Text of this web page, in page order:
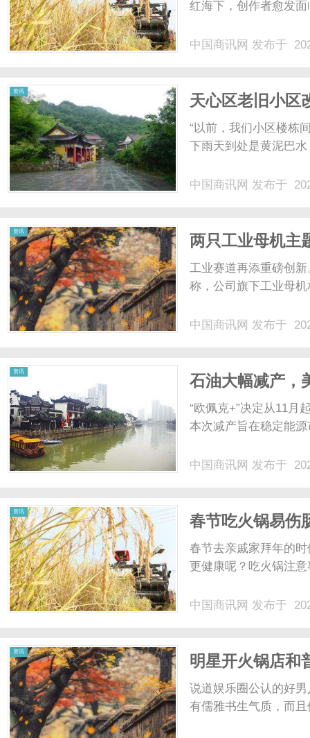
红海下，创作者愈发
中国商讯网 发布于
资讯
天心区老旧小区
“以前，我们小区楼栋
下雨天到处是黄泥巴
中国商讯网 发布于
资讯
两只工业母机主
工业赛道再添重磅创
称，公司旗下工业母
中国商讯网 发布于
资讯
石油大幅减产，
“欧佩克+”决定从11月
本次减产旨在稳定能
中国商讯网 发布于
资讯
春节吃火锅易伤
春节去亲戚家拜年的
更健康呢？吃火锅注
中国商讯网 发布于
资讯
明星开火锅店和
说道娱乐圈公认的好男
有儒雅书生气质，而